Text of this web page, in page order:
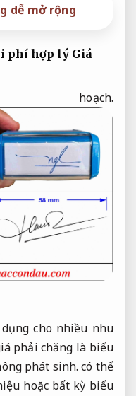
dễ mở rộng
phí hợp lý Giá
cho nhiều nhu
phải chăng là biểu
phát sinh. có thể
hoặc bất kỳ biểu